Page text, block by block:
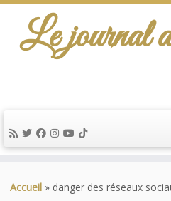
au
Le journal
Accueil » danger des réseaux